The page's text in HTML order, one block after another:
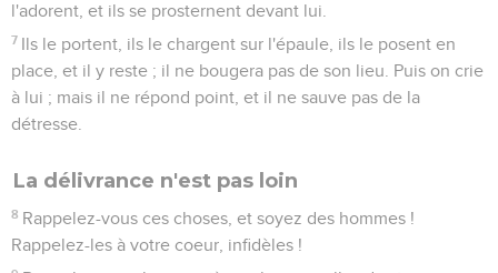
l'adorent, et ils se prosternent devant lui.
7 Ils le portent, ils le chargent sur l'épaule, ils le posent en
place, et il y reste ; il ne bougera pas de son lieu. Puis on crie
à lui ; mais il ne répond point, et il ne sauve pas de la
détresse.
La délivrance n'est pas loin
8 Rappelez-vous ces choses, et soyez des hommes !
Rappelez-les à votre coeur, infidèles !